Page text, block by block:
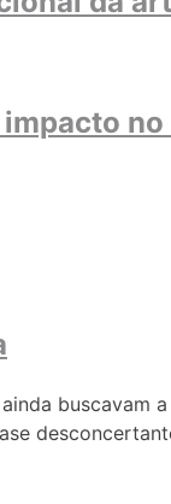
buscavam